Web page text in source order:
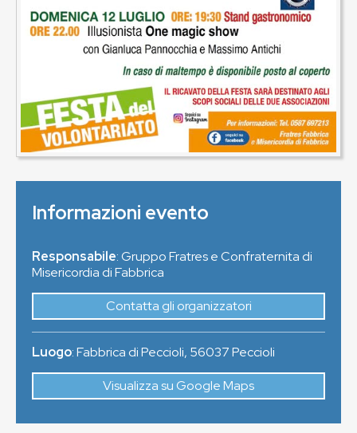
Informazioni evento
Responsabile: Gruppo Fratres e Confraternita di
Misericordia di Fabbrica
Contatta gli organizzatori
Luogo:Fabbrica di Peccioli, 56037Peccioli
Visualizza su Google Maps